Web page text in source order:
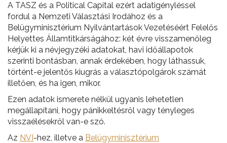
A TASZ és a Political Capital ezért adatigényléssel
fordul a Nemzeti Választási Irodához és a
Belügyminisztérium Nyilvántartások Vezetéséért Felelős
Helyettes Államtitkárságához: két évre visszamenőleg
kérjük ki a névjegyzéki adatokat, havi időállapotok
szerinti bontásban, annak érdekében, hogy láthassuk,
történt-e jelentős kiugrás a választópolgárok számát
illetően, és ha igen, mikor.
Ezen adatok ismerete nélkül ugyanis lehetetlen
megállapítani, hogy pánikkeltésről vagy tényleges
visszaélésekről van-e szó.
Az NVI-hez, illetve a Belügyminisztérium